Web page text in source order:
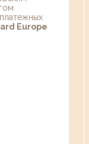
Europe